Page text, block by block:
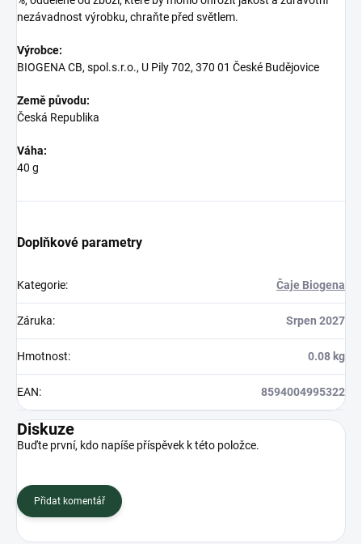
nezávadnost výrobku, chraňte před světlem.
Výrobce:
BIOGENA CB, spol.s.r.o., U Pily 702, 370 01 České Budějovice
Země původu:
Česká Republika
Váha:
40 g
Doplňkové parametry
Kategorie: Čaje Biogena
Záruka: Srpen 2027
Hmotnost: 0.08 kg
EAN: 8594004995322
Diskuze
Buďte první, kdo napíše příspěvek k této položce.
Přidat komentář